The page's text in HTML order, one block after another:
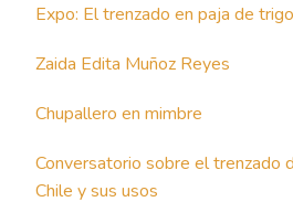
Expo: El trenzado en paja de
Zaida Edita Muñoz Reyes
Chupallero en mimbre
Conversatorio sobre el trenzado
Chile y sus usos